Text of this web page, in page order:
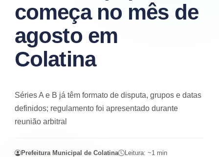
começa no mês de
agosto em
Colatina
Séries A e B já têm formato de disputa, grupos e datas
definidos; regulamento foi apresentado durante
reunião arbitral
Prefeitura Municipal de Colatina Leitura: ~1 min